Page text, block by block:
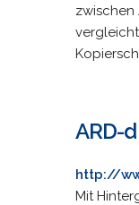
ARD-
http://
Mit